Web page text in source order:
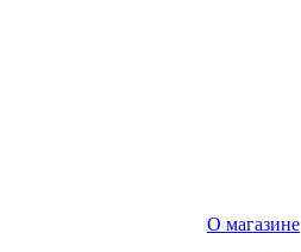
О магазине